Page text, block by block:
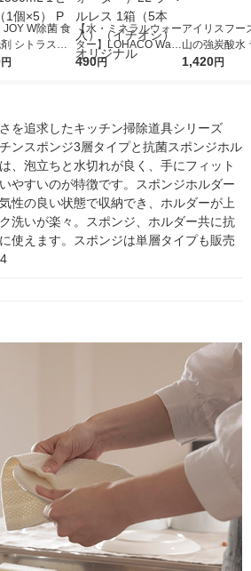
JOY W除菌 食
シトラスオ
香り 詰め替
円
【水・ミネラルウォー
ター】LOHACO Wate
r（ロハコウォータ
490円
アイリスフー
山の強炭酸水
レス 500ml 1
1,420円
を追求したキッチン掃除道具シリーズ
ンスポンジ3層タイプと抗菌スポンジホル
、泡立ちと水切れが良く、手にフィット
やすいのが特徴です。スポンジホルダー
性の良い状態で収納でき、ホルダーが上
洗いが楽々。スポンジ、ホルダー共に抗
使えます。スポンジは単層タイプも販売